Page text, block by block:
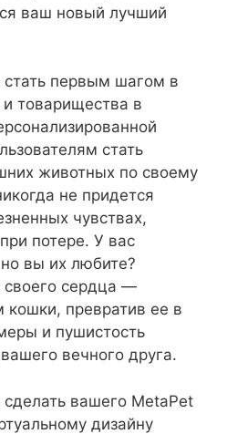
ваш новый лучший
стать первым шагом в
товарищества в
стать
животных по своему
не придется
чувствах,
потере. У вас
вы их любите?
сердца —
кошки, превратив ее в
и пушистость
вечного друга.
вашего MetaPet
дизайну